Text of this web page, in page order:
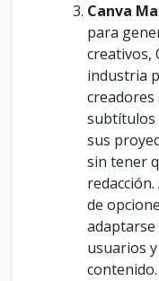
Canva
para
creativos,
industria
subtítulos
sus
sin tener
de
adaptarse
usuarios
contenido.